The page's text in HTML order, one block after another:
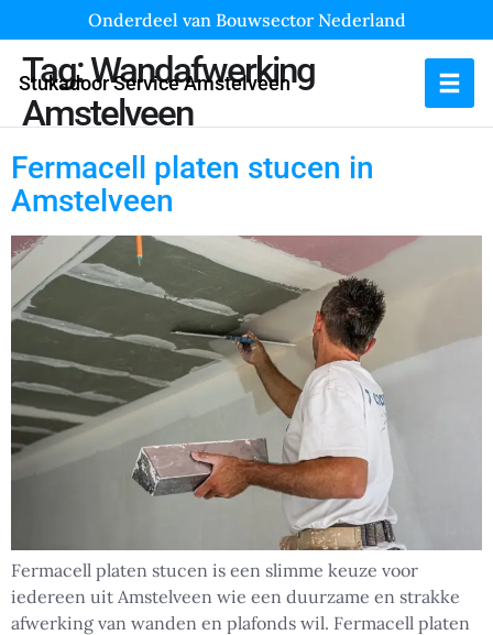
Onderdeel van Bouwsector Nederland
Stukadoor Service Amstelveen
Tag:Wandafwerking
Amstelveen
Fermacell platen stucen in
Amstelveen
Fermacell platen stucen is een slimme keuze voor
iedereen uit Amstelveen wie een duurzame en strakke
afwerking van wanden en plafonds wil. Fermacell platen